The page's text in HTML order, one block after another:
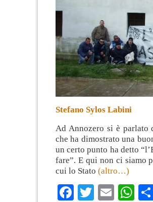
Stefano Sylos Labini
Ad Annozero si è parlato
che ha dimostrato una
un certo punto ha detto
fare”. E qui non ci siamo
cui lo Stato (altro…)
Facebook
TwitterEmail